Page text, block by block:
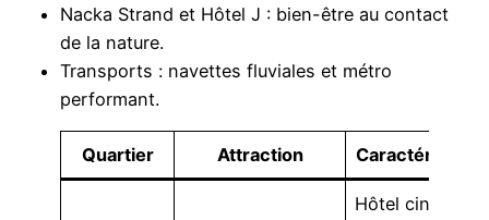
Nacka Strand et Hôtel J : bien-être au contact
de la nature.
Transports : navettes fluviales et métro
performant.
Quartier Attraction Caractéristique
Hôtel cinq